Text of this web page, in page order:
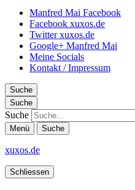
Manfred Mai Facebook
Facebook xuxos.de
Twitter xuxos.de
Google+ Manfred Mai
Meine Socials
Kontakt / Impressum
Suche
Suche
Suche
Menü Suche
xuxos.de
Schliessen